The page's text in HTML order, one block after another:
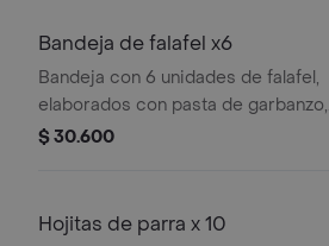
Bandeja de falafel x6
Bandeja con 6 unidades de falafel,
elaborados con pasta de garbanzo,
perejil y especias. Incluye salsa para
$ 30.600
Hojitas de parra x 10